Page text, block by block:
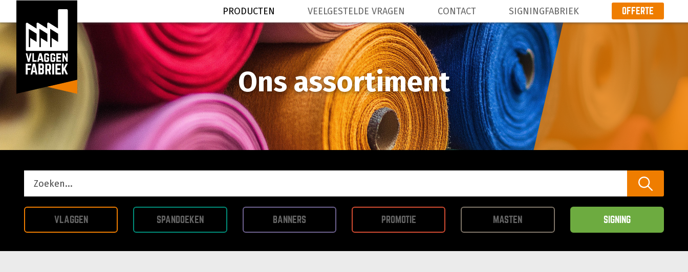
PRODUCTEN VEELGESTELDE VRAGEN CONTACT SIGNINGFABRIEK OFFERTE
OFFERTE
Ons assortiment
VLAGGEN SPANDOEKEN BANNERS PROMOTIE MASTEN SIGNING